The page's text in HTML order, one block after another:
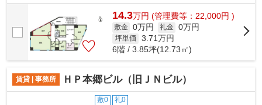
14.3万円 (管理費等：22,000円 )
敷金 0万円 礼金 0万円
坪単価 3.71万円
6階 / 3.85坪(12.73㎡)
賃貸 | 事務所 ＨＰ本郷ビル（旧ＪＮビル）
敷0 礼0